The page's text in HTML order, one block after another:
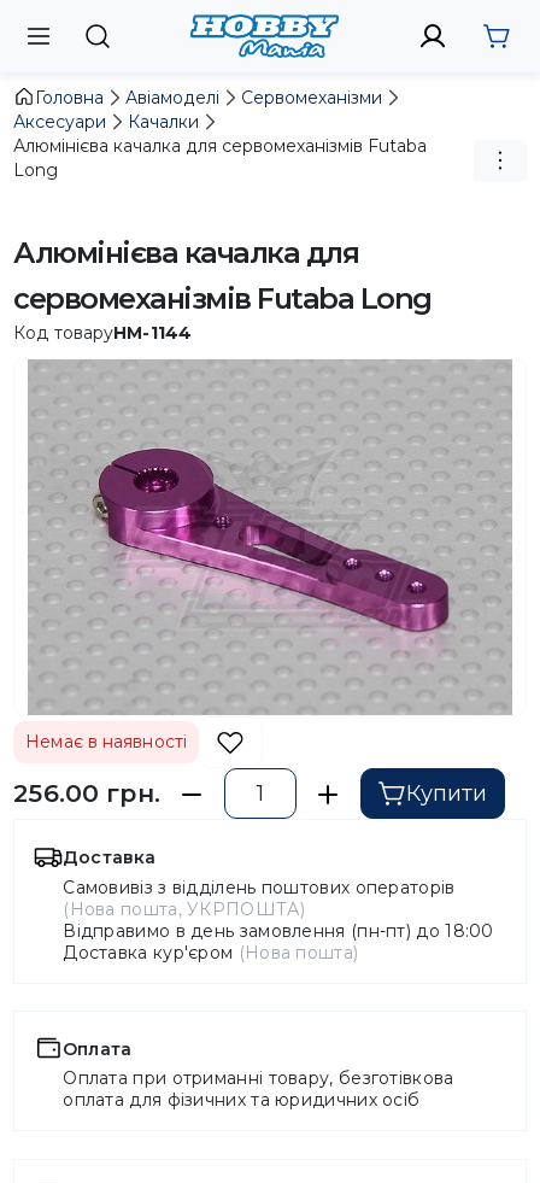
Головна Авіамоделі
Сервомеханізми
Аксесуари
Качалки
Алюмінієва качалка для сервомеханізмів Futaba
Long
Алюмінієва качалка для
сервомеханізмів Futaba Long
Код товаруHM-1144
Немає в наявності
256.00 грн. Купити
Доставка
Самовивіз з відділень поштових операторів
(Нова пошта, УКРПОШТА)
Відправимо в день замовлення (пн-пт) до 18:00
Доставка кур'єром (Нова пошта)
Оплата
Оплата при отриманні товару, безготівкова
оплата для фізичних та юридичних осіб